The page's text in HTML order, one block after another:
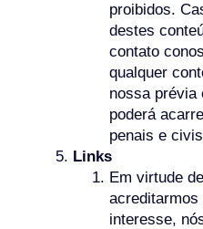
proibidos.
destes
contato
qualquer
nossa prévia
poderá
penais e
Links
Em virtude
acreditarmos
interesse,